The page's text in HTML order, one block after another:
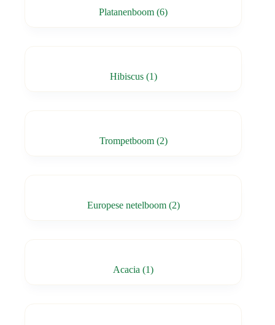
Platanenboom(6)
Hibiscus (1)
Trompetboom (2)
Europese netelboom (2)
Acacia(1)